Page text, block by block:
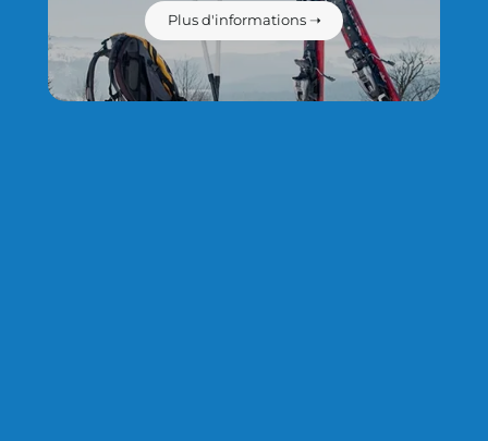
Plus d'informations ➝